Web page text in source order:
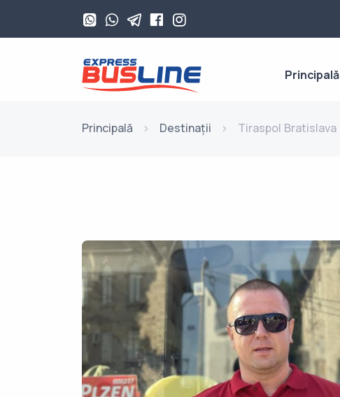
Principală
Principală Destinații Tiraspol Bratislava